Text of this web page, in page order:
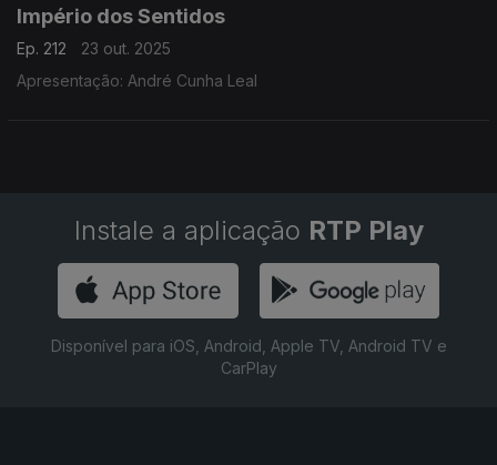
Império dos Sentidos
Ep. 212
23 out. 2025
Apresentação: André Cunha Leal
Instale a aplicação RTP Play
Disponível para iOS, Android, Apple TV, Android TV e
CarPlay